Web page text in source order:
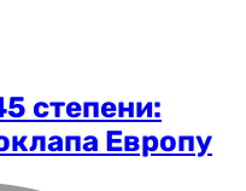
степени:
Европу